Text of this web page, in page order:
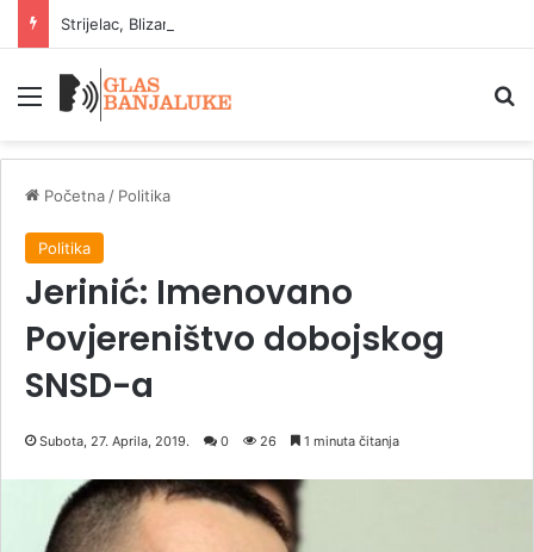
Strijelac, Blizanci i Lav: znakovi koji uživaju u ljetu
Meni
Početna / Politika
Politika
Jerinić: Imenovano
Povjereništvo dobojskog
SNSD-a
Subota, 27. Aprila, 2019. 0 26 1 minuta čitanja